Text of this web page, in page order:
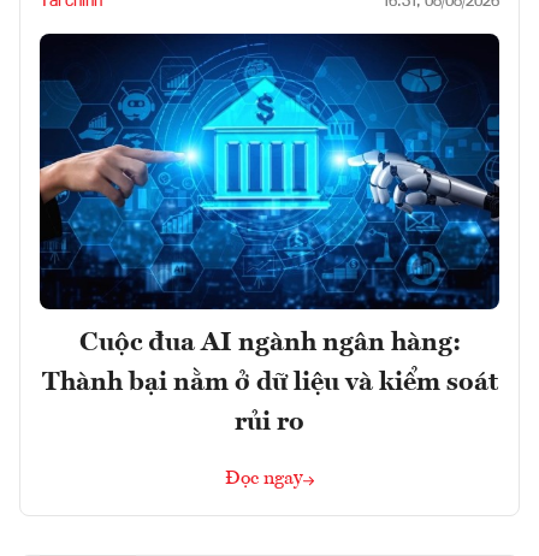
Cuộc đua AI ngành ngân hàng:
Thành bại nằm ở dữ liệu và kiểm soát
rủi ro
Đọc ngay